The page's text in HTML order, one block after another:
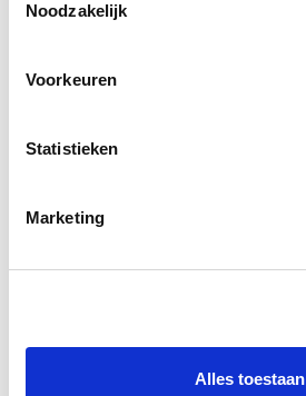
Noodzakelijk
Voorkeuren
Statistieken
Marketing
Alles toestaan